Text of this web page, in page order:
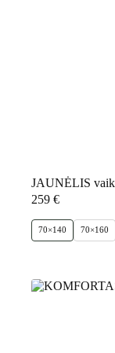
JAUNĖLIS
259 €
70×140 70×160